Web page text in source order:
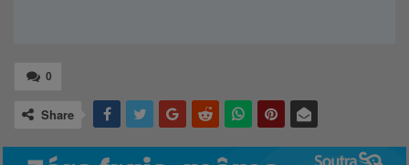
0
Share